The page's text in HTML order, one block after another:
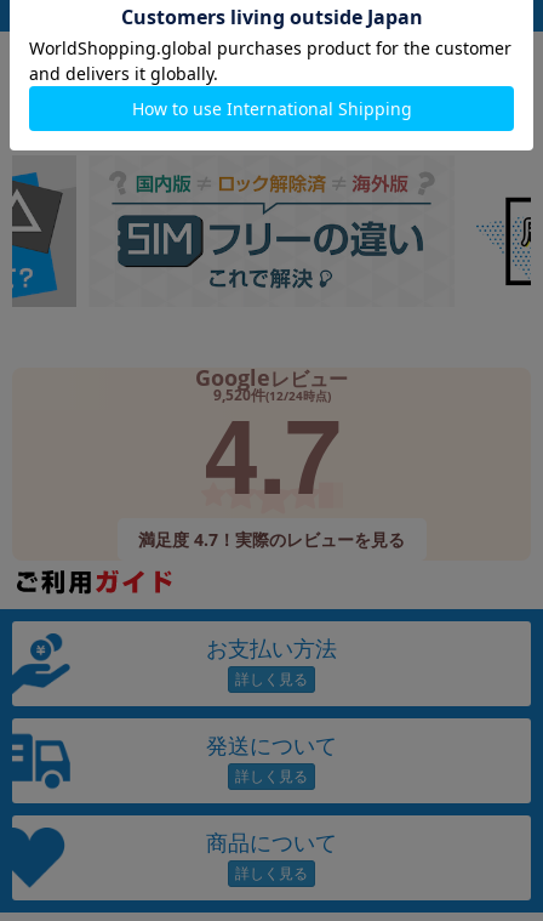
Googleレビュー
9,520件(12/24時点)
4.7
満足度 4.7！実際のレビューを見る
お支払い方法
発送について
商品について